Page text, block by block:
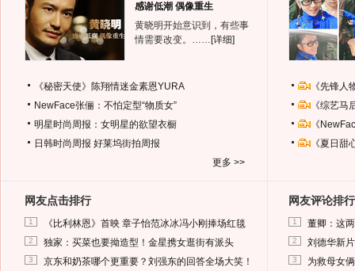
感谢低潮 偶像重生
黄晓明开始意识到，有些事
情需要改变。…… [详细]
《秘密天使》陈翔情迷金素恩YURA
NewFace张俪：不怕定型“物质女”
明星时尚周报：女明星的欲望衣橱
日韩时尚周报 好莱坞街拍周报
更多 >>
《先锋
《综艺
《
《夏日
网友点击排行
1 《比利林恩》首映 章子怡范冰冰冯小刚捧场红毯
2 独家：买菜也要拗造型！金星携女逛街有派头
3 京东和奶茶哪个更重要？刘强东的回答全场大笑！
网友评论排行
1 董卿：这
2 刘德华新
3 为救母女